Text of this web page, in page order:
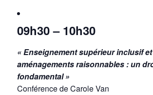
09h30 – 10h30
« Enseignement supérieur inclusif et
aménagements raisonnables : un
fondamental »
Conférence de Carole Van